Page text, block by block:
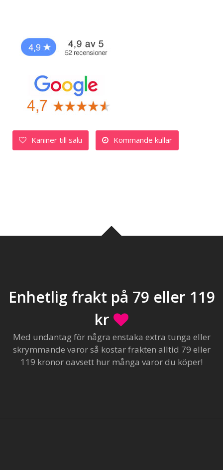
Kaniner till salu Kommande kullar
Enhetlig frakt på 79 eller 119
kr
Med undantag för några enstaka extra tunga eller
skrymmande varor så kostar frakten alltid 79 eller
119 kronor oavsett hur många varor du köper!